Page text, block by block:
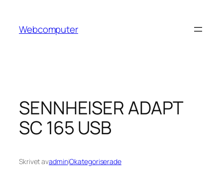
innehåll
Webcomputer
SENNHEISER ADAPT
SC 165 USB
Skrivet avadminiOkategoriserade